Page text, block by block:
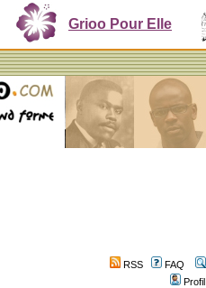
Grioo Pour Elle
RSS FAQ
Profil